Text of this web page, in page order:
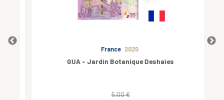
France 2020
GUA - Jardin Botanique Deshaies
5.00 €